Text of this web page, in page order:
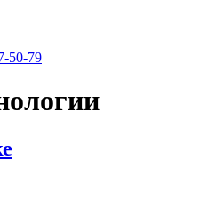
50-79